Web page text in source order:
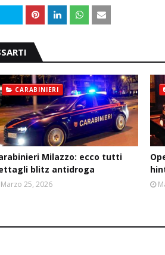
CARABINIERI
Milazzo: ecco tutti
blitz antidroga
Marzo 25, 2026